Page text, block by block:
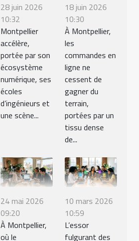
28 juin 2026
10:32
Montpellier
accélère,
portée par son
écosystème
numérique, ses
écoles
d’ingénieurs et
une scène...
18 juin 2026
10:30
À Montpellier,
les
commandes en
ligne ne
cessent de
gagner du
terrain,
portées par un
tissu dense
de...
24 mai 2026
09:20
À Montpellier,
où le
10 mars 2026
10:59
L’essor
fulgurant des